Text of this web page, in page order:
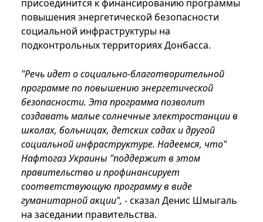
присоединится к финансированию программы
повышения энергетической безопасности
социальной инфраструктуры на
подконтрольных территориях Донбасса.
"Речь идет о социально-благотворительной
программе по повышению энергетической
безопасности. Эта программа позволит
создавать малые солнечные электростанции в
школах, больницах, детских садах и другой
социальной инфраструктуре. Надеемся, что"
Нафтогаз Украины "поддержит в этом
правительство и профинансирует
соответствующую программу в виде
гуманитарной акции", - сказал Денис Шмыгаль
на заседании правительства.